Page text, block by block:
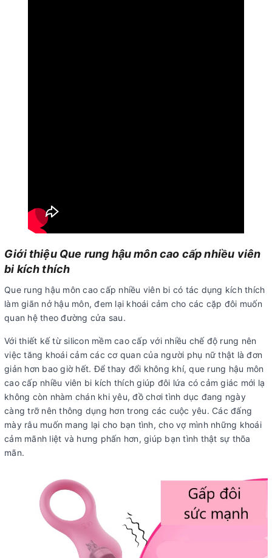
Giới thiệu Que rung hậu môn cao cấp nhiều viên
bi kích thích
Que rung hậu môn cao cấp nhiều viên bi có tác dụng kích thích
làm giãn nở hậu môn, đem lại khoái cảm cho các cặp đôi muốn
quan hệ theo đường cửa sau.
Với thiết kế từ silicon mềm cao cấp với nhiều chế độ rung nên
việc tăng khoái cảm các cơ quan của người phụ nữ thật là đơn
giản hơn bao giờ hết. Để thay đổi không khí, que rung hậu môn
cao cấp nhiều viên bi kích thích giúp đôi lứa có cảm giác mới lạ
không còn nhàm chán khi yêu, đồ chơi tình dục đang ngày
càng trỡ nên thông dụng hơn trong các cuộc yêu. Các đấng
mày râu muốn mang lại cho bạn tình, cho vợ mình những khoái
cảm mãnh liệt và hưng phấn hơn, giúp bạn tình thật sự thõa
mãn.